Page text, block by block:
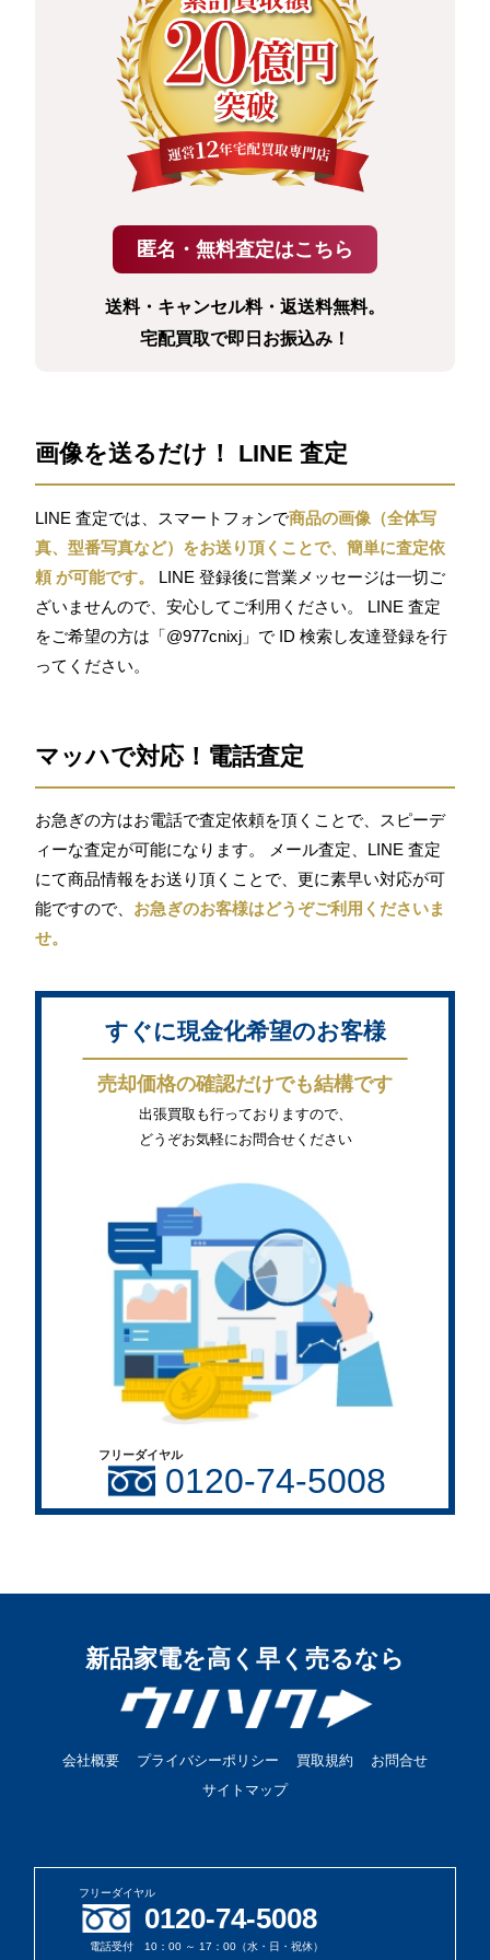
送料・キャンセル料・返送料無料。
宅配買取で即日お振込み！
画像を送るだけ！ LINE 査定
LINE 査定では、スマートフォンで商品の画像（全体写
真、型番写真など）をお送り頂くことで、簡単に査定依
頼 が可能です。
LINE 登録後に営業メッセージは一切ご
ざいませんので、安心してご利用ください。 LINE 査定
をご希望の方は「@977cnixj」で ID 検索し友達登録を行
ってください。
マッハで対応！電話査定
お急ぎの方はお電話で査定依頼を頂くことで、スピーデ
ィーな査定が可能になります。 メール査定、LINE 査定
にて商品情報をお送り頂くことで、更に素早い対応が可
能ですので、 お急ぎのお客様はどうぞご利用くださいま
せ。
すぐに現金化希望のお客様
売却価格の確認だけでも結構です
出張買取も行っておりますので、
どうぞお気軽にお問合せください
フリーダイヤル
0120-74-5008
新品家電を高く早く売るなら
会社概要 プライバシーポリシー 買取規約
お問合せ
サイトマップ
フリーダイヤル
0120-74-5008
電話受付 10：00 ～ 17：00（水・日・祝休）